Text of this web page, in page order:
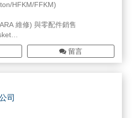
HFKM/FFKM)
維修) 與零配件銷售
留言
司